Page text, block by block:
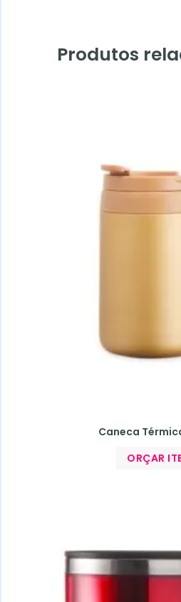
Produtos
Caneca
ORÇAR